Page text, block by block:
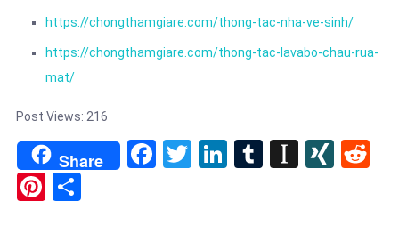
https://chongthamgiare.com/thong-tac-nha-ve-sinh/
https://chongthamgiare.com/thong-tac-lavabo-chau-rua-
mat/
Post Views: 216
Share Facebook
TwitterLinkedIn
Tumblr
Pinterest